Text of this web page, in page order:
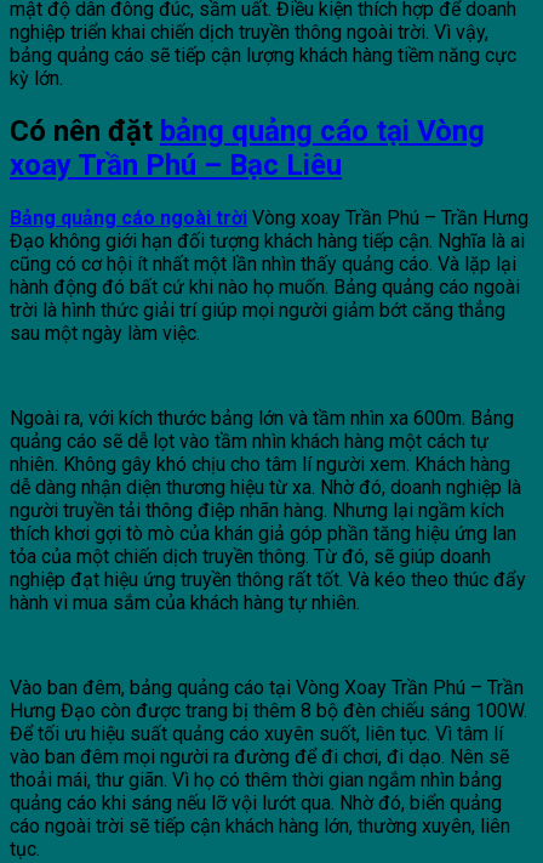
mật độ dân đông đúc, sầm uất. Điều kiện thích hợp để doanh
nghiệp triển khai chiến dịch truyền thông ngoài trời. Vì vậy,
bảng quảng cáo sẽ tiếp cận lượng khách hàng tiềm năng cực
kỳ lớn.
Có nên đặt bảng quảng cáo tại Vòng
xoay Trần Phú – Bạc Liêu
Bảng quảng cáo ngoài trời Vòng xoay Trần Phú – Trần Hưng
Đạo không giới hạn đối tượng khách hàng tiếp cận. Nghĩa là ai
cũng có cơ hội ít nhất một lần nhìn thấy quảng cáo. Và lặp lại
hành động đó bất cứ khi nào họ muốn. Bảng quảng cáo ngoài
trời là hình thức giải trí giúp mọi người giảm bớt căng thẳng
sau một ngày làm việc.
Ngoài ra, với kích thước bảng lớn và tầm nhìn xa 600m. Bảng
quảng cáo sẽ dễ lọt vào tầm nhìn khách hàng một cách tự
nhiên. Không gây khó chịu cho tâm lí người xem. Khách hàng
dễ dàng nhận diện thương hiệu từ xa. Nhờ đó, doanh nghiệp là
người truyền tải thông điệp nhãn hàng. Nhưng lại ngầm kích
thích khơi gợi tò mò của khán giả góp phần tăng hiệu ứng lan
tỏa của một chiến dịch truyền thông. Từ đó, sẽ giúp doanh
nghiệp đạt hiệu ứng truyền thông rất tốt. Và kéo theo thúc đẩy
hành vi mua sắm của khách hàng tự nhiên.
Vào ban đêm, bảng quảng cáo tại Vòng Xoay Trần Phú – Trần
Hưng Đạo còn được trang bị thêm 8 bộ đèn chiếu sáng 100W.
Để tối ưu hiệu suất quảng cáo xuyên suốt, liên tục. Vì tâm lí
vào ban đêm mọi người ra đường để đi chơi, đi dạo. Nên sẽ
thoải mái, thư giãn. Vì họ có thêm thời gian ngắm nhìn bảng
quảng cáo khi sáng nếu lỡ vội lướt qua. Nhờ đó, biển quảng
cáo ngoài trời sẽ tiếp cận khách hàng lớn, thường xuyên, liên
tục.